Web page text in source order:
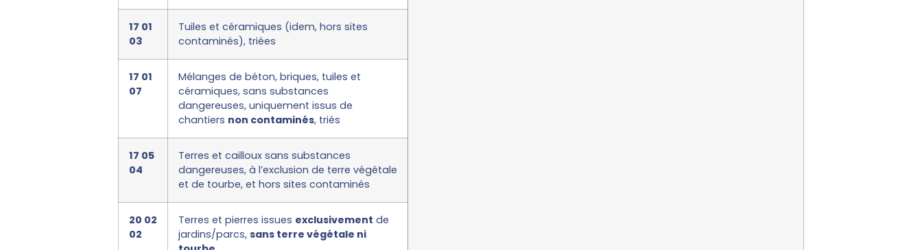
17 01
03
Tuiles et céramiques (idem, hors sites
contaminés), triées
17 01
07
Mélanges de béton, briques, tuiles et
céramiques, sans substances
dangereuses, uniquement issus de
chantiers non contaminés, triés
17 05
04
Terres et cailloux sans substances
dangereuses, à l’exclusion de terre végétale
et de tourbe, et hors sites contaminés
20 02
02
Terres et pierres issues exclusivement de
jardins/parcs, sans terre végétale ni